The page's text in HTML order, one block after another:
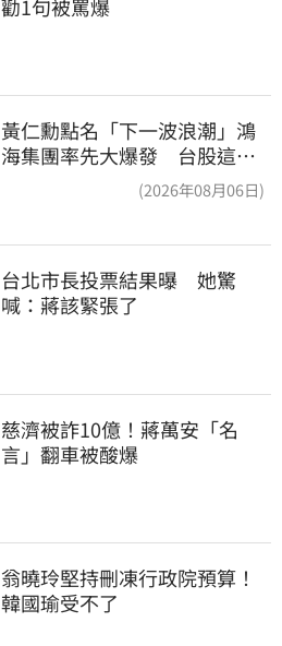
勸1句被罵爆
黃仁勳點名「下一波浪潮」鴻
海集團率先大爆發 台股這族
(2026年08月06日)
台北市長投票結果曝　她驚
喊：蔣該緊張了
慈濟被詐10億！蔣萬安「名
言」翻車被酸爆
翁曉玲堅持刪凍行政院預算！
韓國瑜受不了